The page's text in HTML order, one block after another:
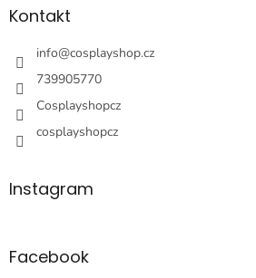
aKontakt
info@cosplayshop.cz
739905770
Cosplayshopcz
cosplayshopcz
Instagram
Facebook